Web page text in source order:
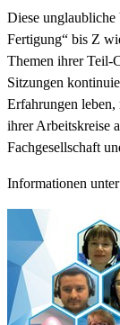
Diese
Fertigung“ bis Z
Themen ihrer Teil-
Sitzungen
Erfahrungen leben,
ihrer Arbeitskreise
Fachgesellschaft
Informationen